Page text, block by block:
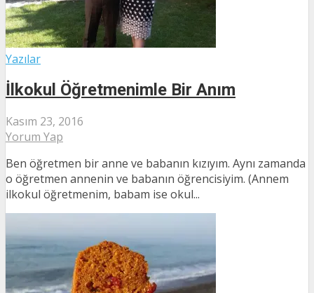
Yazılar
İlkokul Öğretmenimle Bir Anım
Kasım 23, 2016
Yorum Yap
Ben öğretmen bir anne ve babanın kızıyım. Aynı zamanda
o öğretmen annenin ve babanın öğrencisiyim. (Annem
ilkokul öğretmenim, babam ise okul...